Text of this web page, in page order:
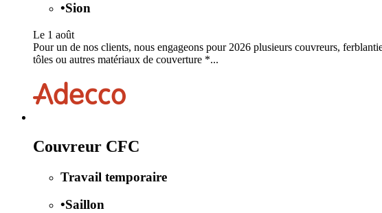
•Sion
Le 1 août
Pour un de nos clients, nous engageons pour 2026 plusieurs couvreurs,
tôles ou autres matériaux de couverture *...
Couvreur CFC
Travail temporaire
•Saillon